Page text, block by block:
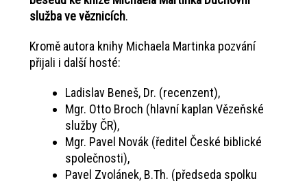
služba ve věznicích.
Kromě autora knihy Michaela Martinka pozvání
přijali i další hosté:
Ladislav Beneš, Dr. (recenzent),
Mgr. Otto Broch (hlavní kaplan Vězeňské
služby ČR),
Mgr. Pavel Novák (ředitel České biblické
společnosti),
Pavel Zvolánek, B.Th. (předseda spolku